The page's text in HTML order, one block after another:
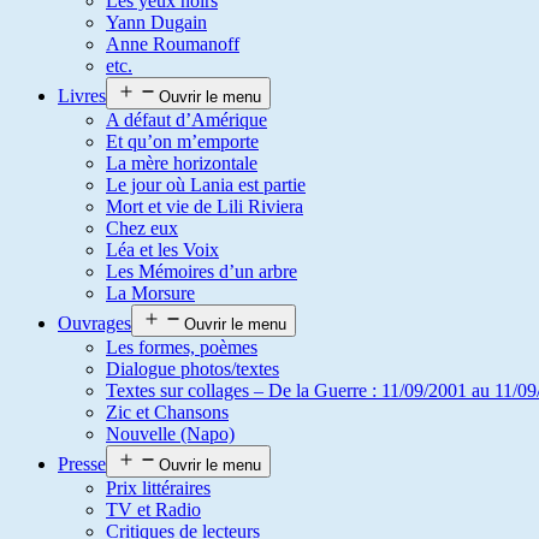
Yann Dugain
Anne Roumanoff
etc.
Livres
Ouvrir le menu
A défaut d’Amérique
Et qu’on m’emporte
La mère horizontale
Le jour où Lania est partie
Mort et vie de Lili Riviera
Chez eux
Léa et les Voix
Les Mémoires d’un arbre
La Morsure
Ouvrages
Ouvrir le menu
Les formes, poèmes
Dialogue photos/textes
Textes sur collages – De la Guerre : 11/09/2001 au 11/
Zic et Chansons
Nouvelle (Napo)
Presse
Ouvrir le menu
Prix littéraires
TV et Radio
Critiques de lecteurs